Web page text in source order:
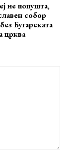
не попушта,
собор
Бугарската
црква